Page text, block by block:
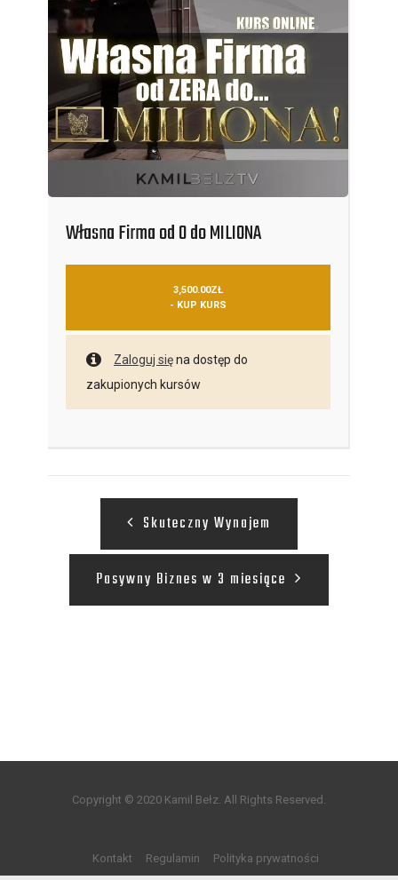
Własna Firma od 0 do MILIONA
3,500.00ZŁ
- KUP KURS
Zaloguj sięna dostęp do
zakupionych kursów
Skuteczny Wynajem
Pasywny Biznes w 3 miesiące
Copyright © 2020 Kamil Bełz. All Rights Reserved.
Kontakt Regulamin Polityka prywatności